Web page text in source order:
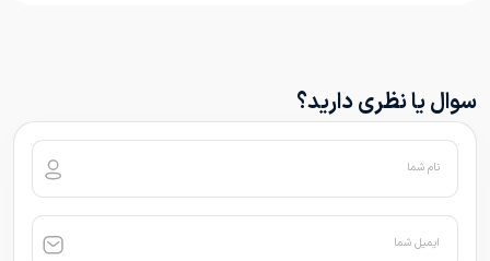
سوال یا نظری دارید؟
نام شما
ایمیل شما